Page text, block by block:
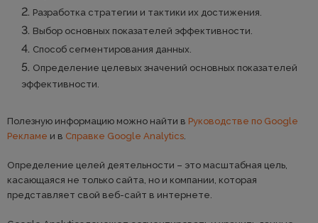
Разработка стратегии и тактики их достижения.
Выбор основных показателей эффективности.
Способ сегментирования данных.
Определение целевых значений основных показателей
эффективности.
Полезную информацию можно найти в Руководстве по Google
Рекламе и в Справке Google Analytics
Определение целей деятельности – это масштабная цель,
касающаяся не только сайта, но и компании, которая
представляет свой веб-сайт в интернете.